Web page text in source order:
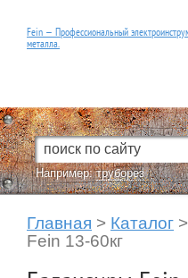
Fein — Профессиональный
металла.
Например:труборез
Главная > Каталог >
Fein 13-60кг